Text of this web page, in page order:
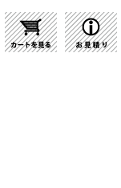
通信販売【ライトスタイ